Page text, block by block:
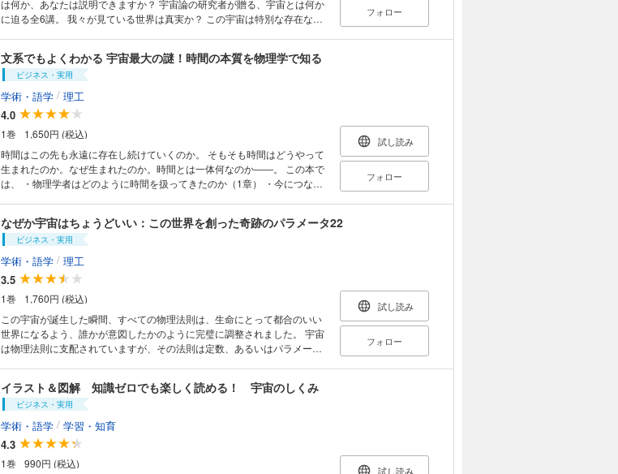
に、人工衛星、月着陸、火星探査、宇宙ステーション、宇宙エレベーター
など、開発の歴史と未来につながるアイデアを解説しています。
は何か、あなたは説明できますか？ 宇宙論の研究者が贈る、宇宙とは何か
に迫る全6講。 我々が見ている世界は真実か？ この宇宙は特別な存在なの
謎・疑問の数々を解き明かす 文系でもわかる宇宙論講義。 ※カバー画像が
異なる場合があります。
フォロー
文系でもよくわかる 宇宙最大の謎！時間の本質を物理学で知る
ビジネス・実用
学術・語学 / 理工
4.0
1巻
1,650円 (税込)
時間はこの先も永遠に存在し続けていくのか。 そもそも時間はどうやって
生まれたのか。なぜ生まれたのか。時間とは一体何なのか――。 この本で
は、 ・物理学者はどのように時間を扱ってきたのか（1章） ・今につなが
の生活はどのように変わってきたのか（4章） ・「1日24時間」はずっと
変わらないのか（5章） と、時間というものをいろいろな角度から見てい
きます。 そうすることで時間とはいつも変わらずに存在し、一方向に流れ
続けているだけの存在ではないことがわかってくるはずです。 そもそも物
理学では「過去から未来に時間が流れる」ということさえ、まったく自明
なことではないのです。 本書を読むことで、当たり前のように感じられて
いた時間の流れが実は当たり前ではないことを体感し、時間という概念が
揺らぐことを楽しむことができるでしょう。 ■内容 1章 「物理学」の時間
――物理学者は時間をどう扱ってきたのか 2章 時間の「はじまり」――
それは宇宙のはじまり 3章 時間の「おわり」――宇宙に終わりは訪れる
のか 4章 時間の「道具」――時計が人々の生活を変えた 5章 身の回り
の時間――1日はいつも24時間か
試し読み
フォロー
なぜか宇宙はちょうどいい：この世界を創った奇跡のパラメータ22
ビジネス・実用
学術・語学 / 理工
3.5
1巻
1,760円 (税込)
この宇宙が誕生した瞬間、すべての物理法則は、生命にとって都合のいい
世界になるよう、誰かが意図したかのように完璧に調整されました。 宇宙
は物理法則に支配されていますが、その法則は定数、あるいはパラメータ
測でしかわからず、理論的に定めることもできない、理由なき値といえる
ものです。 しかし、これらの値がどれかひとつでも少し変わっただけで、
この世界を大きく変えてしまい、生命が誕生することはありません。 同じ
ように、生命誕生には都合がいいが、なぜこの値になったのか説明ができ
ない物理定数や宇宙を規定する値がこの世界にはたくさん存在します。 こ
の問題は、物理学者の間で「宇宙の微調整問題」として知られています。
試し読み
フォロー
イラスト＆図解 知識ゼロでも楽しく読める！ 宇宙のしくみ
ビジネス・実用
学術・語学 / 学習・知育
4.3
1巻
990円 (税込)
試し読み